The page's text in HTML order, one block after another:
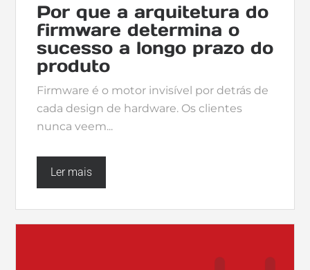
Por que a arquitetura do
firmware determina o
sucesso a longo prazo do
produto
Firmware é o motor invisível por detrás de
cada design de hardware. Os clientes
nunca veem...
Ler mais